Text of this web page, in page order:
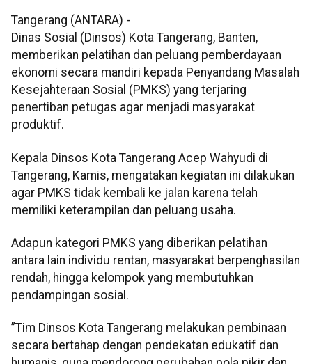
Tangerang (ANTARA) -
Dinas Sosial (Dinsos) Kota Tangerang, Banten,
memberikan pelatihan dan peluang pemberdayaan
ekonomi secara mandiri kepada Penyandang Masalah
Kesejahteraan Sosial (PMKS) yang terjaring
penertiban petugas agar menjadi masyarakat
produktif.
Kepala Dinsos Kota Tangerang Acep Wahyudi di
Tangerang, Kamis, mengatakan kegiatan ini dilakukan
agar PMKS tidak kembali ke jalan karena telah
memiliki keterampilan dan peluang usaha.
Adapun kategori PMKS yang diberikan pelatihan
antara lain individu rentan, masyarakat berpenghasilan
rendah, hingga kelompok yang membutuhkan
pendampingan sosial.
”Tim Dinsos Kota Tangerang melakukan pembinaan
secara bertahap dengan pendekatan edukatif dan